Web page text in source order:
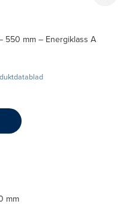
550 mm – Energiklass A
mm